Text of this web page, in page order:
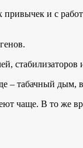
и с
– табачный дым,
чаще. В то же